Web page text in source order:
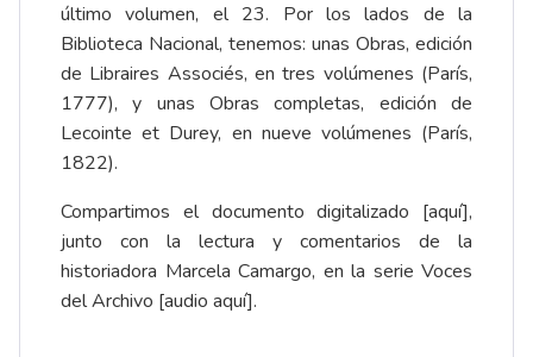
último volumen, el 23. Por los lados de la
Biblioteca Nacional, tenemos: unas Obras, edición
de Libraires Associés, en tres volúmenes (París,
1777), y unas Obras completas, edición de
Lecointe et Durey, en nueve volúmenes (París,
1822).
Compartimos el documento digitalizado [aquí],
junto con la lectura y comentarios de la
historiadora Marcela Camargo, en la serie Voces
del Archivo [audio aquí].